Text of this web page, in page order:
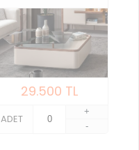
29.500 TL
ADET
+
-